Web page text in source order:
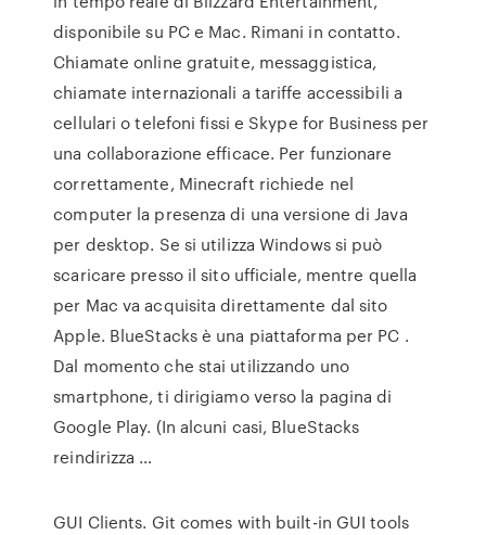
disponibile su PC e Mac. Rimani in contatto.
Chiamate online gratuite, messaggistica,
chiamate internazionali a tariffe accessibili a
cellulari o telefoni fissi e Skype for Business per
una collaborazione efficace. Per funzionare
correttamente, Minecraft richiede nel
computer la presenza di una versione di Java
per desktop. Se si utilizza Windows si può
scaricare presso il sito ufficiale, mentre quella
per Mac va acquisita direttamente dal sito
Apple. BlueStacks è una piattaforma per PC .
Dal momento che stai utilizzando uno
smartphone, ti dirigiamo verso la pagina di
Google Play. (In alcuni casi, BlueStacks
reindirizza …
GUI Clients. Git comes with built-in GUI tools